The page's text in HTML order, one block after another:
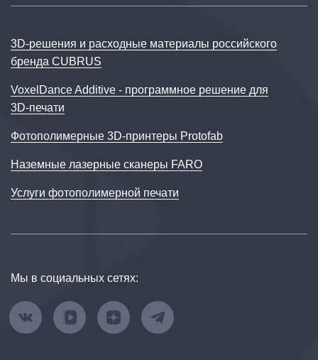
3D‑решения и расходные материалы российского
бренда CUBRUS
VoxelDance Additive - программное решение для
3D‑печати
Фотополимерные 3D-принтеры Protofab
Наземные лазерные сканеры FARO
Услуги фотополимерной печати
Мы в социальных сетях: